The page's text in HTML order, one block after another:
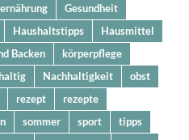
Gesundheit
Haushaltstipps
Hausmittel
Backen
körperpflege
Nachhaltigkeit
obst
rezept
rezepte
sommer sport
tipps